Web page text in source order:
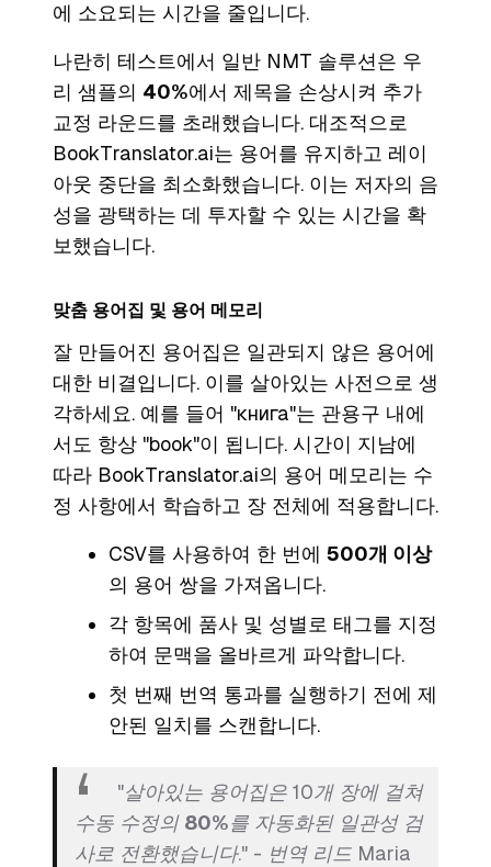
에 소요되는 시간을 줄입니다.
나란히 테스트에서 일반 NMT 솔루션은 우
리 샘플의 40%에서 제목을 손상시켜 추가
교정 라운드를 초래했습니다. 대조적으로
BookTranslator.ai는 용어를 유지하고 레이
아웃 중단을 최소화했습니다. 이는 저자의 음
성을 광택하는 데 투자할 수 있는 시간을 확
보했습니다.
맞춤 용어집 및 용어 메모리
잘 만들어진 용어집은 일관되지 않은 용어에
대한 비결입니다. 이를 살아있는 사전으로 생
각하세요. 예를 들어 "книга"는 관용구 내에
서도 항상 "book"이 됩니다. 시간이 지남에
따라 BookTranslator.ai의 용어 메모리는 수
정 사항에서 학습하고 장 전체에 적용합니다.
CSV를 사용하여 한 번에 500개 이상
의 용어 쌍을 가져옵니다.
각 항목에 품사 및 성별로 태그를 지정
하여 문맥을 올바르게 파악합니다.
첫 번째 번역 통과를 실행하기 전에 제
안된 일치를 스캔합니다.
"살아있는 용어집은 10개 장에 걸쳐
수동 수정의 80%를 자동화된 일관성 검
사로 전환했습니다." - 번역 리드 Maria